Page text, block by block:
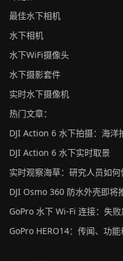
最佳水下相机
水下相机
水下WiFi摄像头
水下摄影套件
实时水下摄像机
热门文章：
DJI Action 6 水下拍摄：海洋
DJI Action 6 水下实时取景
实时观察海草：研究人员如
DJI Osmo 360 防水外壳即将
GoPro 水下 Wi-Fi 连接：失
GoPro HERO14：传闻、功